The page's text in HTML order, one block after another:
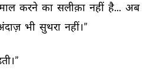
करने का सलीक़ा नहीं है... अब
भी सुथरा नहीं।”